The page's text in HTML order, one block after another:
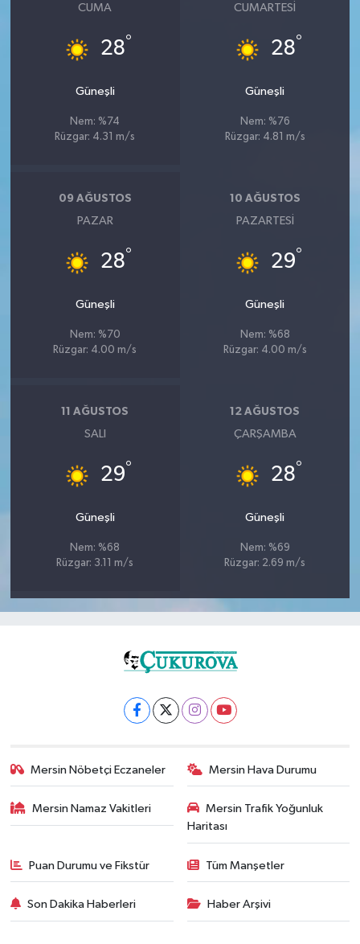
CUMA
28°
Güneşli
Nem: %74
Rüzgar: 4.31 m/s
CUMARTESI
28°
Güneşli
Nem: %76
Rüzgar: 4.81 m/s
09 AĞUSTOS
PAZAR
28°
Güneşli
Nem: %70
Rüzgar: 4.00 m/s
10 AĞUSTOS
PAZARTESI
29°
Güneşli
Nem: %68
Rüzgar: 4.00 m/s
11 AĞUSTOS
SALI
29°
Güneşli
Nem: %68
Rüzgar: 3.11 m/s
12 AĞUSTOS
ÇARŞAMBA
28°
Güneşli
Nem: %69
Rüzgar: 2.69 m/s
Mersin Nöbetçi Eczaneler Mersin Hava Durumu
Mersin Namaz Vakitleri
Mersin Trafik Yoğunluk
Haritası
Puan Durumu ve Fikstür Tüm Manşetler
Son Dakika Haberleri Haber Arşivi